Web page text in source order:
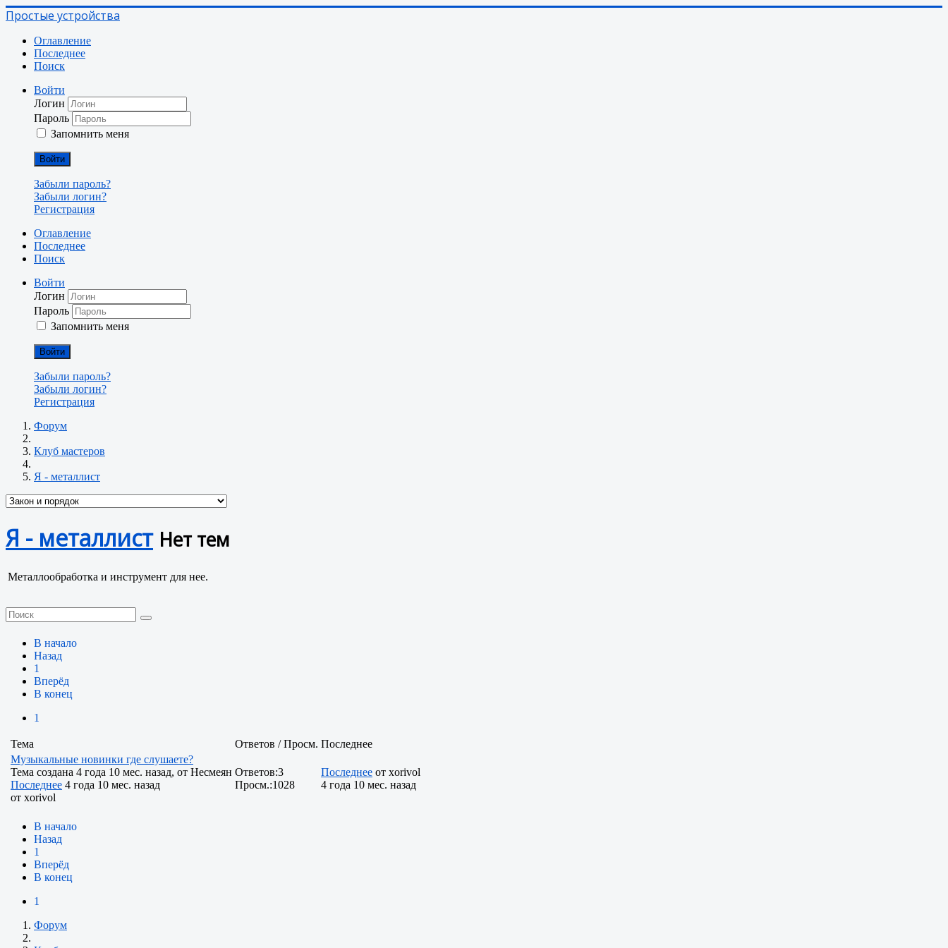
Простые устройства
Оглавление
Последнее
Поиск
Войти
Логин
Пароль
Запомнить меня
Войти
Забыли пароль?
Забыли логин?
Регистрация
Оглавление
Последнее
Поиск
Войти
Логин
Пароль
Запомнить меня
Войти
Забыли пароль?
Забыли логин?
Регистрация
Форум
Клуб мастеров
Я - металлист
Я - металлист Нет тем
Металлообработка и инструмент для нее.
В начало
Назад
1
Вперёд
В конец
1
Тема Ответов / Просм. Последнее
Музыкальные новинки где слушаете?
Тема создана 4 года 10 мес. назад, от Несмеян
Последнее 4 года 10 мес. назад
от xorivol
Ответов:3
Просм.:1028
Последнее от xorivol
4 года 10 мес. назад
В начало
Назад
1
Вперёд
В конец
1
Форум